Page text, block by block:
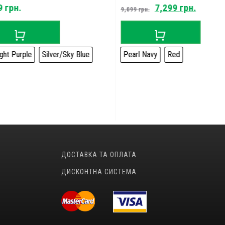
грн.
Purple Silver/Sky Blue
9,099грн.Original
price
was:
9,099 грн..
7,299 грн.Current
price
Pearl Navy Red
ДОСТАВКА ТА ОПЛАТА
ДИСКОНТНА СИСТЕМА